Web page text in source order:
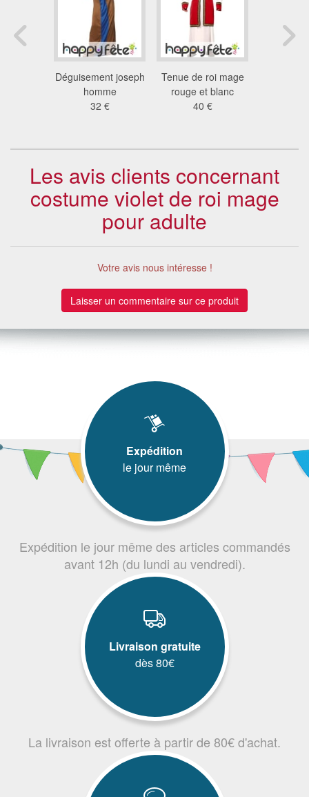
Déguisement joseph
homme
32 €
Tenue de roi mage
rouge et blanc
40 €
Les avis clients concernant
costume violet de roi mage
pour adulte
Votre avis nous intéresse !
Laisser un commentaire sur ce produit
Expédition
le jour même
Expédition le jour même des articles commandés
avant 12h (du lundi au vendredi).
Livraison gratuite
dès 80€
La livraison est offerte à partir de 80€ d'achat.